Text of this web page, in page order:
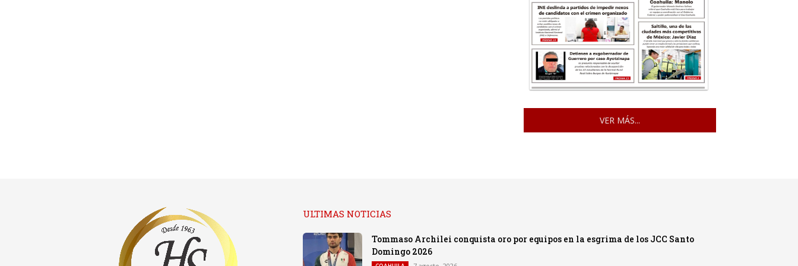
VER MÁS...
ULTIMAS NOTICIAS
Tommaso Archilei conquista oro por equipos en la esgrima de los JCC Santo
Domingo 2026